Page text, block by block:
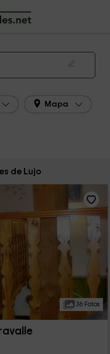
Mapa
de Lujo
36 Fotos